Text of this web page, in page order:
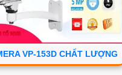
VP-153D CHẤT LƯỢNG